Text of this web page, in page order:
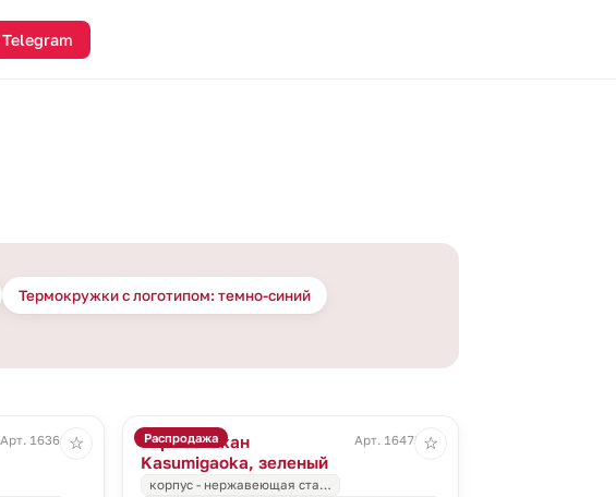
Telegram
Термокружки с логотипом: темно-синий
Арт. 16364.60
☆ Распродажа
Термостакан
Kasumigaoka, зеленый
Арт. 16478.90
корпус - нержавеющая ста…
☆